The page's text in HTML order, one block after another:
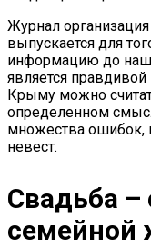
Журнал
выпускается для
информацию до
является
Крыму можно
определенном
множества ошибок,
невест.
Свадьба –
семейной